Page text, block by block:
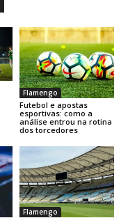
Flamengo
Futebol e apostas
esportivas: como a
análise entrou na rotina
dos torcedores
Flamengo